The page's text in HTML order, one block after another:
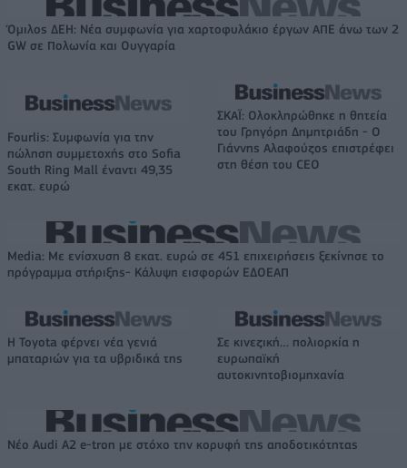
Όμιλος ΔΕΗ: Νέα συμφωνία για χαρτοφυλάκιο έργων ΑΠΕ άνω των 2
GW σε Πολωνία και Ουγγαρία
Fourlis: Συμφωνία για την
πώληση συμμετοχής στο Sofia
South Ring Mall έναντι 49,35
εκατ. ευρώ
ΣΚΑΪ: Ολοκληρώθηκε η θητεία
του Γρηγόρη Δημητριάδη - Ο
Γιάννης Αλαφούζος επιστρέφει
στη θέση του CEO
Media: Με ενίσχυση 8 εκατ. ευρώ σε 451 επιχειρήσεις ξεκίνησε το
πρόγραμμα στήριξης- Κάλυψη εισφορών ΕΔΟΕΑΠ
Η Toyota φέρνει νέα γενιά
μπαταριών για τα υβριδικά της
Σε κινεζική… πολιορκία η
ευρωπαϊκή
αυτοκινητοβιομηχανία
Νέο Audi A2 e-tron με στόχο την κορυφή της αποδοτικότητας